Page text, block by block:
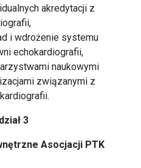
akredytacji z
i wdrożenie systemu
echokardiografii,
naukowymi
związanymi z
3
Asocjacji PTK